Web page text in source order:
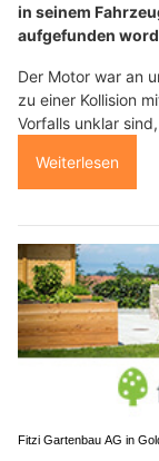
in seinem
aufgefunden
Der Motor war an
zu einer Kollision
Vorfalls unklar
Weiterlesen
Fitzi Gartenbau AG in